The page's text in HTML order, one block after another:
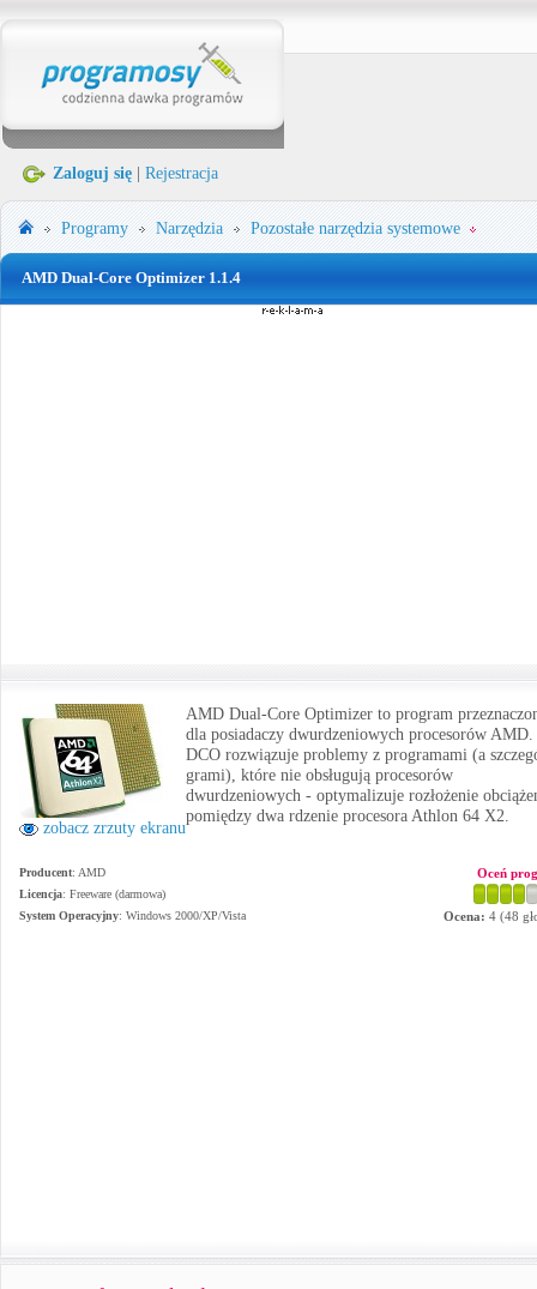
Zaloguj się Rejestracja
Programy Narzędzia Pozostałe narzędzia systemowe
AMD Dual-Core Optimizer 1.1.4
zobacz zrzuty ekranu
AMD Dual-Core Optimizer to program
dla posiadaczy dwurdzeniowych procesorów AMD.
DCO rozwiązuje problemy z programami (a
grami), które nie obsługują procesorów
dwurdzeniowych - optymalizuje rozłożenie
pomiędzy dwa rdzenie procesora Athlon 64 X2.
Producent: AMD
Licencja: Freeware (darmowa)
System Operacyjny: Windows 2000/XP/Vista
Oceń
Ocena: 4 (48